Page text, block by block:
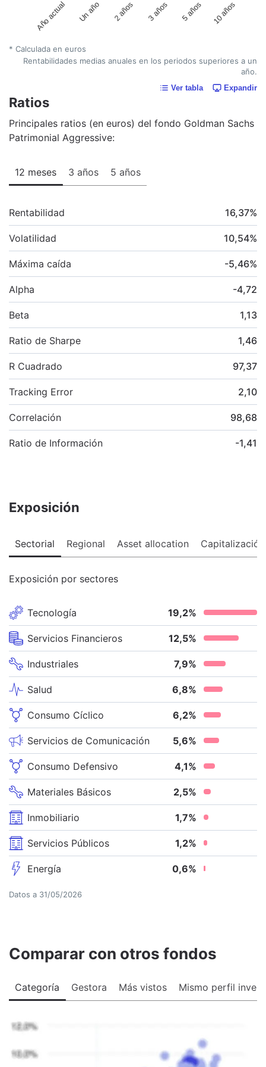
Año actual Un año 2 años 3 años 5 años 10 años
* Calculada en euros
Rentabilidades medias anuales en los periodos superiores a un
año.
Ver tabla Expandir
Ratios
Principales ratios (en euros) del fondo Goldman Sachs
Patrimonial Aggressive:
12 meses 3 años 5 años
Rentabilidad 16,37%
Volatilidad 10,54%
Máxima caída -5,46%
Alpha -4,72
Beta 1,13
Ratio de Sharpe 1,46
R Cuadrado 97,37
Tracking Error 2,10
Correlación 98,68
Ratio de Información -1,41
Exposición
Sectorial Regional Asset allocation Capitalización
Exposición por sectores
Tecnología 19,2%
Servicios Financieros 12,5%
Industriales 7,9%
Salud 6,8%
Consumo Cíclico 6,2%
Servicios de Comunicación 5,6%
Consumo Defensivo 4,1%
Materiales Básicos 2,5%
Inmobiliario 1,7%
Servicios Públicos 1,2%
Energía 0,6%
Datos a 31/05/2026
Comparar con otros fondos
Categoría Gestora Más vistos Mismo perfil